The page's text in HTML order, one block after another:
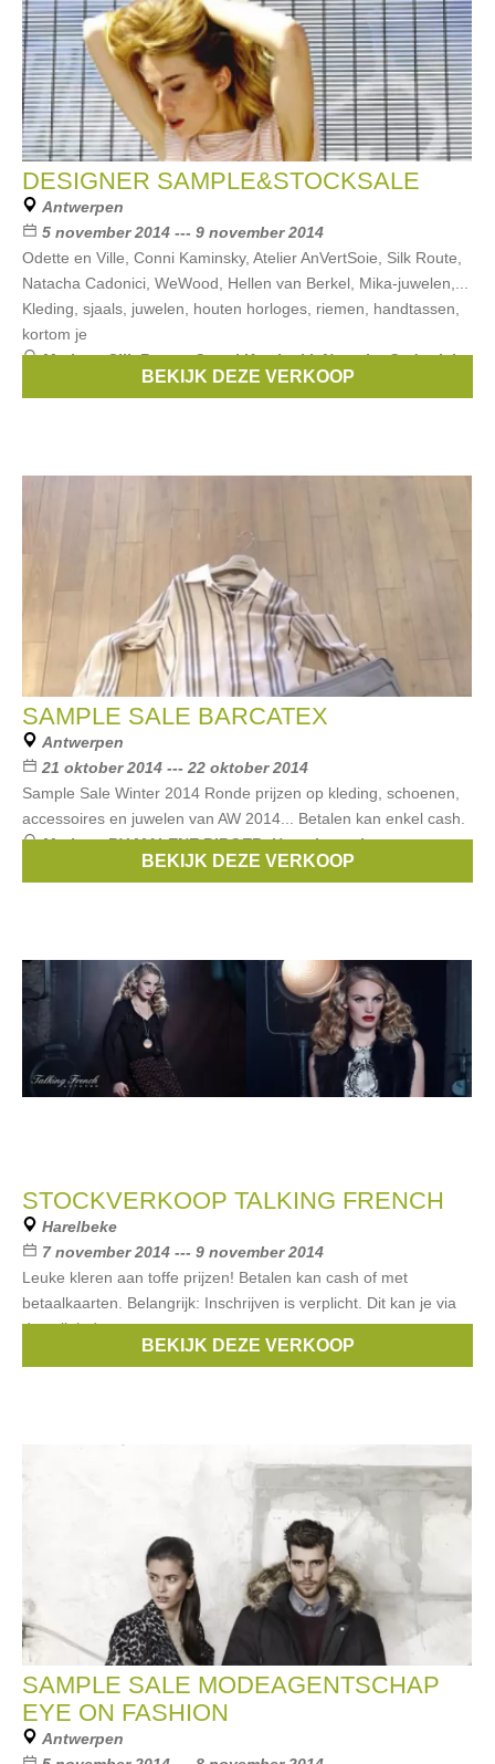
DESIGNER SAMPLE&STOCKSALE
Antwerpen
5 november 2014 --- 9 november 2014
Odette en Ville, Conni Kaminsky, Atelier AnVertSoie, Silk Route,
Natacha Cadonici, WeWood, Hellen van Berkel, Mika-juwelen,...
Kleding, sjaals, juwelen, houten horloges, riemen, handtassen,
kortom je
Merken:Silk Route,Conni Kaminski,Natacha Cadonici,
Hellen van Berkel, ...
BEKIJK DEZE VERKOOP
SAMPLE SALE BARCATEX
Antwerpen
21 oktober 2014 --- 22 oktober 2014
Sample Sale Winter 2014 Ronde prijzen op kleding, schoenen,
accessoires en juwelen van AW 2014... Betalen kan enkel cash.
Merken:BY MALENE BIRGER,Hoss Intropia,
BEKIJK DEZE VERKOOP
STOCKVERKOOP TALKING FRENCH
Harelbeke
7 november 2014 --- 9 november 2014
Leuke kleren aan toffe prijzen! Betalen kan cash of met
betaalkaarten. Belangrijk: Inschrijven is verplicht. Dit kan je via
deze link doen.
Talking French
BEKIJK DEZE VERKOOP
SAMPLE SALE MODEAGENTSCHAP
EYE ON FASHION
Antwerpen